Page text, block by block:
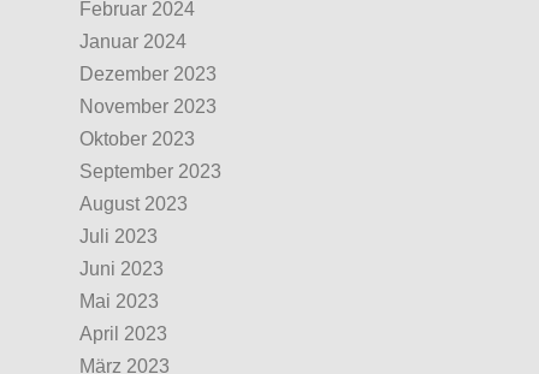
Februar 2024
Januar 2024
Dezember 2023
November 2023
Oktober 2023
September 2023
August 2023
Juli 2023
Juni 2023
Mai 2023
April 2023
März 2023